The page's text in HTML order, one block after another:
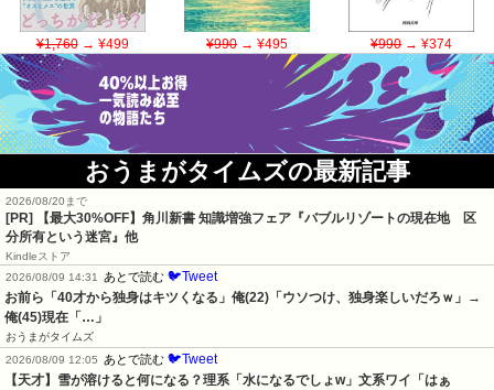
¥1,760→ ¥499 ¥990→ ¥495 ¥990→ ¥374
おうまがタイムズの最新記事
2026/08/20まで
[PR]
【最大30%OFF】角川新書 知識増強フェア『バブルリゾートの現在地 区
分所有という迷宮』他
Kindleストア
2026/08/09 14:31
あとで読む 🐦Tweet
お前ら「40才から独身はキツくなる」俺(22)「ウソつけ、独身楽しいだろｗ」→
俺(45)現在「…」
おうまがタイムズ
2026/08/09 12:05
あとで読む 🐦Tweet
【天才】雪が溶けると何になる？理系「水になるでしょw」文系ワイ「はぁ